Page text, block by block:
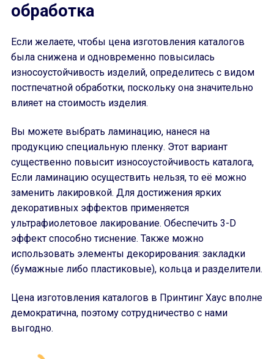
обработка
Если желаете, чтобы цена изготовления каталогов
была снижена и одновременно повысилась
износоустойчивость изделий, определитесь с видом
постпечатной обработки, поскольку она значительно
влияет на стоимость изделия.
Вы можете выбрать ламинацию, нанеся на
продукцию специальную пленку. Этот вариант
существенно повысит износоустойчивость каталога,
Если ламинацию осуществить нельзя, то её можно
заменить лакировкой. Для достижения ярких
декоративных эффектов применяется
ультрафиолетовое лакирование. Обеспечить 3-D
эффект способно тиснение. Также можно
использовать элементы декорирования: закладки
(бумажные либо пластиковые), кольца и разделители.
Цена изготовления каталогов в Принтинг Хаус вполне
демократична, поэтому сотрудничество с нами
выгодно.